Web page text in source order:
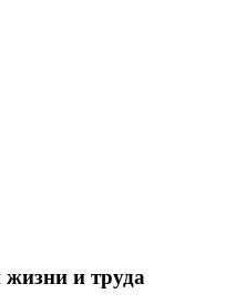
и труда